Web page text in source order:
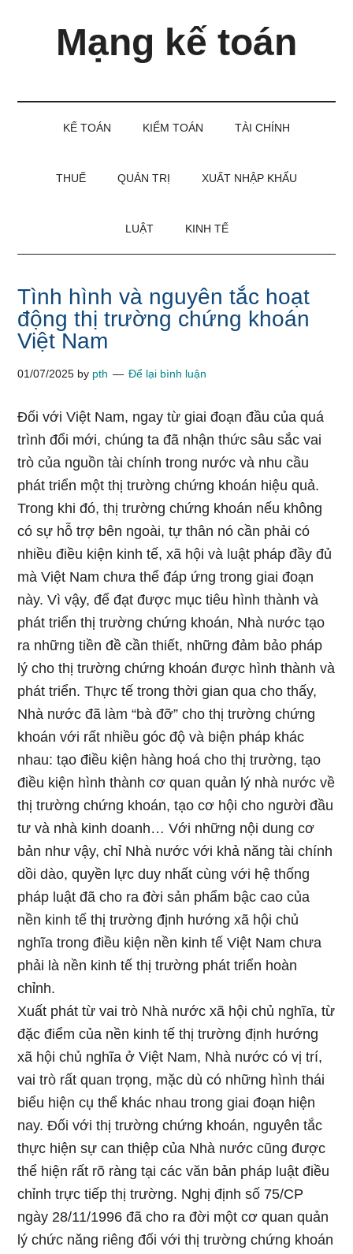
Mạng kế toán
KẾ TOÁN KIỂM TOÁN TÀI CHÍNH
THUẾ QUẢN TRỊ XUẤT NHẬP KHẨU
LUẬT KINH TẾ
Tình hình và nguyên tắc hoạt
động thị trường chứng khoán
Việt Nam
01/07/2025 by pth Để lại bình luận
Đối với Việt Nam, ngay từ giai đoạn đầu của quá
trình đổi mới, chúng ta đã nhận thức sâu sắc vai
trò của nguồn tài chính trong nước và nhu cầu
phát triển một thị trường chứng khoán hiệu quả.
Trong khi đó, thị trường chứng khoán nếu không
có sự hỗ trợ bên ngoài, tự thân nó cần phải có
nhiều điều kiện kinh tế, xã hội và luật pháp đầy đủ
mà Việt Nam chưa thể đáp ứng trong giai đoạn
này. Vì vậy, để đạt được mục tiêu hình thành và
phát triển thị trường chứng khoán, Nhà nước tạo
ra những tiền đề cần thiết, những đảm bảo pháp
lý cho thị trường chứng khoán được hình thành và
phát triển. Thực tế trong thời gian qua cho thấy,
Nhà nước đã làm “bà đỡ” cho thị trường chứng
khoán với rất nhiều góc độ và biện pháp khác
nhau: tạo điều kiện hàng hoá cho thị trường, tạo
điều kiện hình thành cơ quan quản lý nhà nước về
thị trường chứng khoán, tạo cơ hội cho người đầu
tư và nhà kinh doanh… Với những nội dung cơ
bản như vậy, chỉ Nhà nước với khả năng tài chính
dồi dào, quyền lực duy nhất cùng với hệ thống
pháp luật đã cho ra đời sản phẩm bậc cao của
nền kinh tế thị trường định hướng xã hội chủ
nghĩa trong điều kiện nền kinh tế Việt Nam chưa
phải là nền kinh tế thị trường phát triển hoàn
chỉnh.
Xuất phát từ vai trò Nhà nước xã hội chủ nghĩa, từ
đặc điểm của nền kinh tế thị trường định hướng
xã hội chủ nghĩa ở Việt Nam, Nhà nước có vị trí,
vai trò rất quan trọng, mặc dù có những hình thái
biểu hiện cụ thể khác nhau trong giai đoạn hiện
nay. Đối với thị trường chứng khoán, nguyên tắc
thực hiện sự can thiệp của Nhà nước cũng được
thể hiện rất rõ ràng tại các văn bản pháp luật điều
chỉnh trực tiếp thị trường. Nghị định số 75/CP
ngày 28/11/1996 đã cho ra đời một cơ quan quản
lý chức năng riêng đối với thị trường chứng khoán